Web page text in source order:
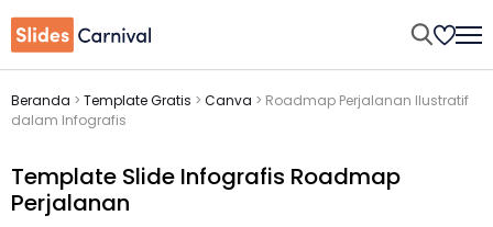
Beranda > Template Gratis > Canva > Roadmap Perjalanan Ilustratif
dalam Infografis
Template Slide Infografis Roadmap
Perjalanan